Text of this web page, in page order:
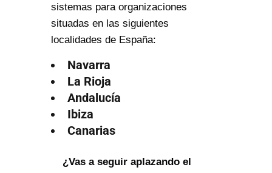
sistemas para organizaciones
situadas en las siguientes
localidades de España:
Navarra
La Rioja
Andalucía
Ibiza
Canarias
¿Vas a seguir aplazando el